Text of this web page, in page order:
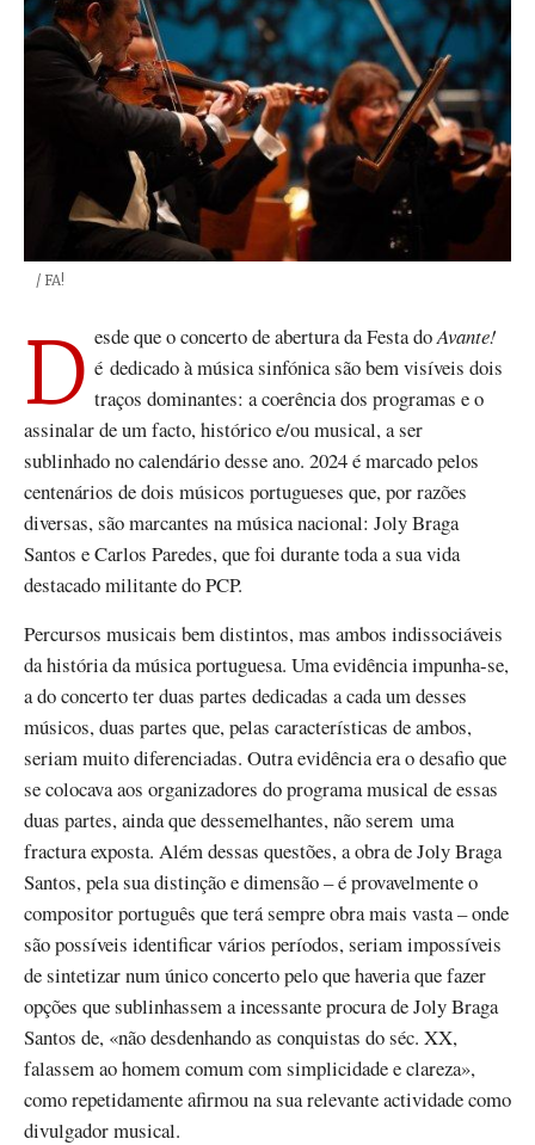
Créditos
/ FA!
Desde que o concerto de abertura da Festa doAvante!
é dedicado à música sinfónica são bem visíveis dois
traços dominantes: a coerência dos programas e o
assinalar de um facto, histórico e/ou musical, a ser
sublinhado no calendário desse ano. 2024 é marcado pelos
centenários de dois músicos portugueses que, por razões
diversas, são marcantes na música nacional: Joly Braga
Santos e Carlos Paredes, que foi durante toda a sua vida
destacado militante do PCP.
Percursos musicais bem distintos, mas ambos indissociáveis
da história da música portuguesa. Uma evidência impunha-se,
a do concerto ter duas partes dedicadas a cada um desses
músicos, duas partes que, pelas características de ambos,
seriam muito diferenciadas. Outra evidência era o desafio que
se colocava aos organizadores do programa musical de essas
duas partes, ainda que dessemelhantes, não serem uma
fractura exposta. Além dessas questões, a obra de Joly Braga
Santos, pela sua distinção e dimensão – é provavelmente o
compositor português que terá sempre obra mais vasta – onde
são possíveis identificar vários períodos, seriam impossíveis
de sintetizar num único concerto pelo que haveria que fazer
opções que sublinhassem a incessante procura de Joly Braga
Santos de, «não desdenhando as conquistas do séc. XX,
falassem ao homem comum com simplicidade e clareza»,
como repetidamente afirmou na sua relevante actividade como
divulgador musical.